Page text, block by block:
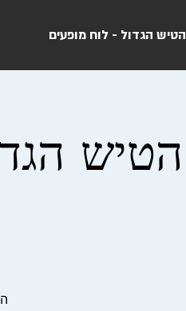
הטיש הגדול - לוח מופעים
הטיש הגדול